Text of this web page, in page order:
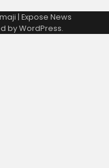
| Expose News
byWordPress.